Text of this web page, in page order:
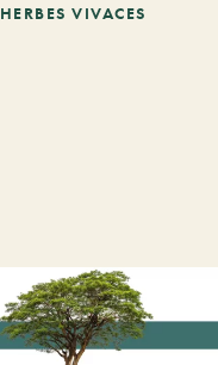
HERBES VIVACES